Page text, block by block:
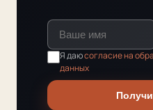
Я даюсогласие на
данных